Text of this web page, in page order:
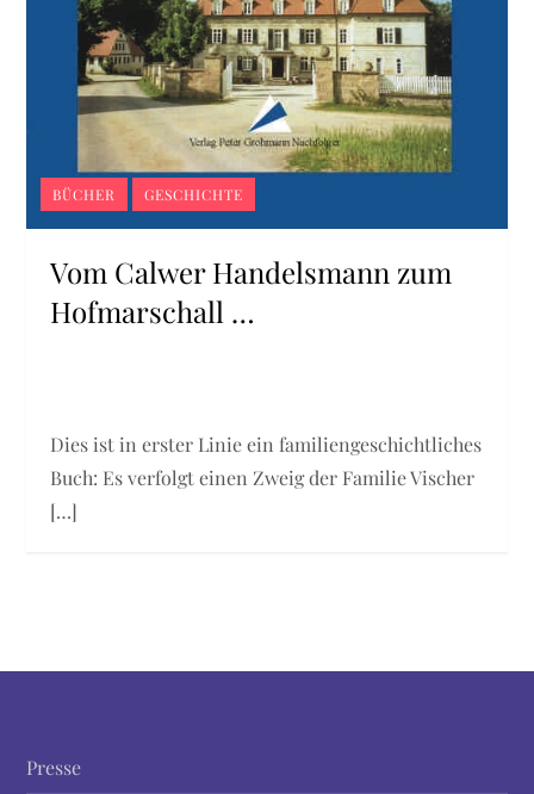
BÜCHER GESCHICHTE
Vom Calwer Handelsmann zum
Hofmarschall …
Dies ist in erster Linie ein familiengeschichtliches
Buch: Es verfolgt einen Zweig der Familie Vischer
[…]
Presse